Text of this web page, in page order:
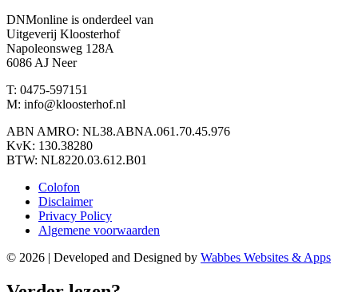
DNMonline is onderdeel van
Uitgeverij Kloosterhof
Napoleonsweg 128A
6086 AJ Neer
T: 0475-597151
M: info@kloosterhof.nl
ABN AMRO: NL38.ABNA.061.70.45.976
KvK: 130.38280
BTW: NL8220.03.612.B01
Colofon
Disclaimer
Privacy Policy
Algemene voorwaarden
© 2026 | Developed and Designed by Wabbes Websites & Apps